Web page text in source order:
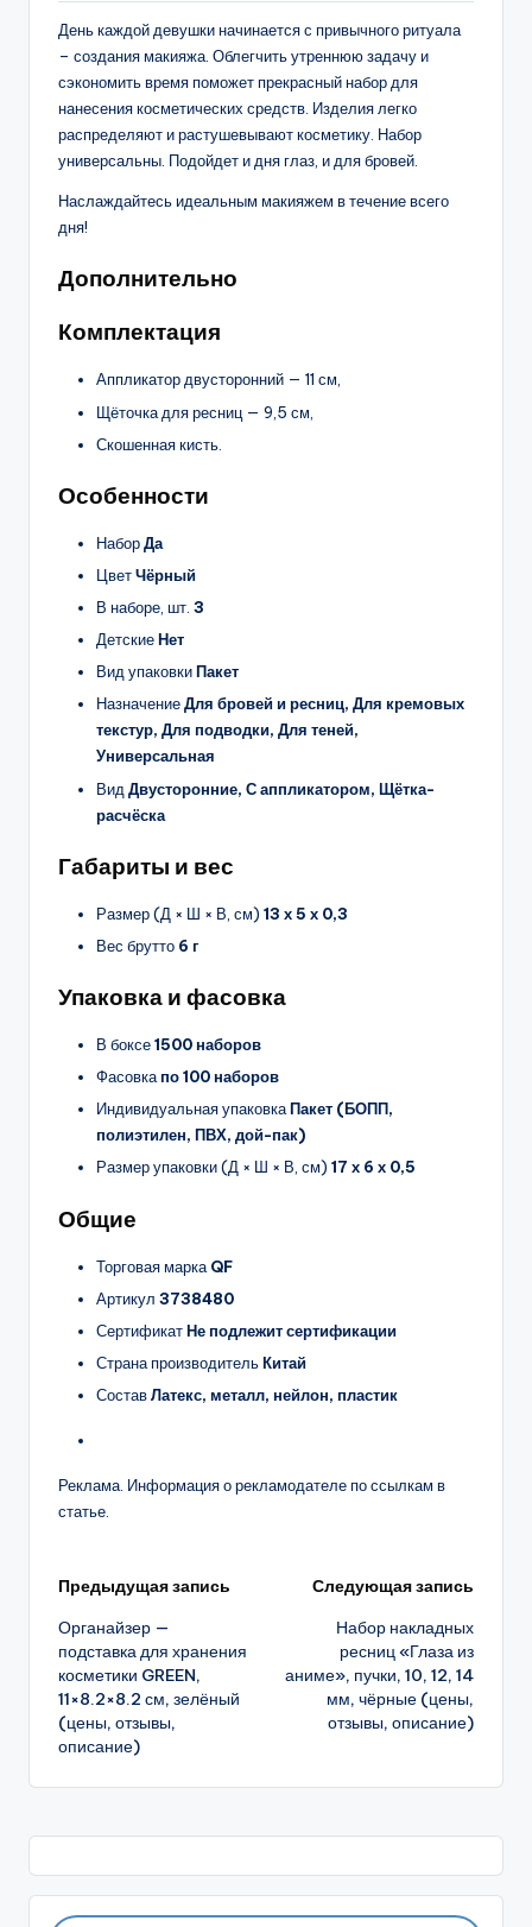
День каждой девушки начинается с привычного ритуала
– создания макияжа. Облегчить утреннюю задачу и
сэкономить время поможет прекрасный набор для
нанесения косметических средств. Изделия легко
распределяют и растушевывают косметику. Набор
универсальны. Подойдет и дня глаз, и для бровей.
Наслаждайтесь идеальным макияжем в течение всего
дня!
Дополнительно
Комплектация
Аппликатор двусторонний — 11 см,
Щёточка для ресниц — 9,5 см,
Скошенная кисть.
Особенности
НаборДа
ЦветЧёрный
В наборе, шт. 3
ДетскиеНет
Вид упаковкиПакет
НазначениеДля бровей и ресниц, Для кремовых
текстур, Для подводки, Для теней,
Универсальная
Вид Двусторонние, С аппликатором, Щётка-
расчёска
Габариты и вес
Размер (Д × Ш × В, см) 13 х 5 х 0,3
Вес брутто 6 г
Упаковка и фасовка
В боксе1500 наборов
Фасовкапо 100 наборов
Индивидуальная упаковкаПакет (БОПП,
полиэтилен, ПВХ, дой-пак)
Размер упаковки (Д × Ш × В, см) 17 х 6 х 0,5
Общие
Торговая марка QF
Артикул 3738480
СертификатНе подлежит сертификации
Страна производительКитай
СоставЛатекс, металл, нейлон, пластик
Реклама. Информация о рекламодателе по ссылкам в
статье.
Навигация
записи
Предыдущая запись
Органайзер —
подставка для хранения
косметики GREEN,
11×8.2×8.2 см, зелёный
(цены, отзывы,
описание)
Следующая запись
Набор накладных
ресниц «Глаза из
аниме», пучки, 10, 12, 14
мм, чёрные (цены,
отзывы, описание)